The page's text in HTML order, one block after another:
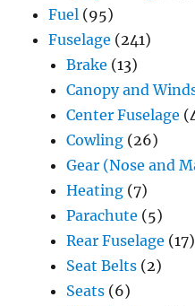
Fuel (95)
Fuselage (241)
Brake (13)
Canopy and
Center Fuselage
Cowling (26)
Gear (Nose and
Heating (7)
Parachute (5)
Rear Fuselage (17)
Seat Belts (2)
Seats (6)